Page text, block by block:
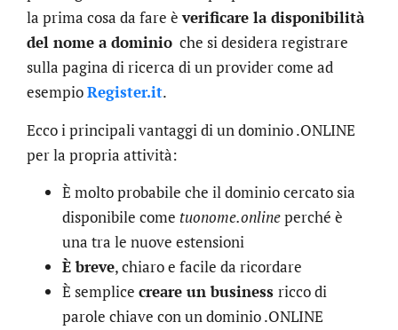
la prima cosa da fare èverificare la disponibilità
del nome a dominio che si desidera registrare
sulla pagina di ricerca di un provider come ad
esempioRegister.it.
Ecco i principali vantaggi di un dominio .ONLINE
per la propria attività:
È molto probabile che il dominio cercato sia
disponibile come tuonome.onlineperché è
una tra le nuove estensioni
È breve, chiaro e facile da ricordare
È semplice creare un business ricco di
parole chiave con un dominio .ONLINE